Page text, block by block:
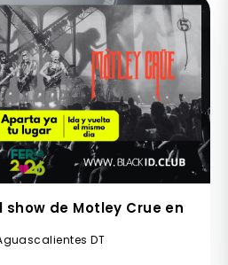
show de Motley Crue en
DT